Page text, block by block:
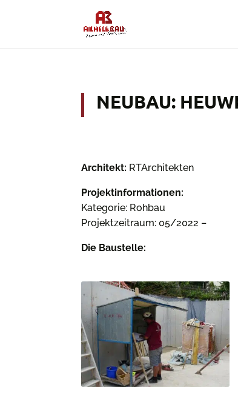
NEUBAU:
Architekt: RTArchitekten
Projektinformationen:
Kategorie: Rohbau
Projektzeitraum: 05/2022 –
Die Baustelle: